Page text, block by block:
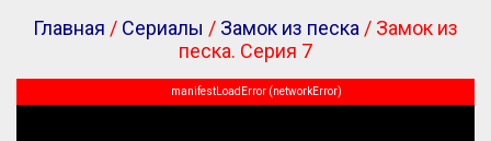
Главная / Сериалы / Замок из песка / Замок из
песка. Серия 7
manifestLoadError (networkError)